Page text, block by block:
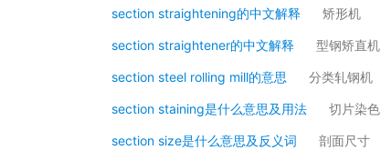
section straightening的中文解释 矫形机
section straightener的中文解释 型钢矫直机
section steel rolling mill的意思 分类轧钢机
section staining是什么意思及用法 切片染色
section size是什么意思及反义词 剖面尺寸